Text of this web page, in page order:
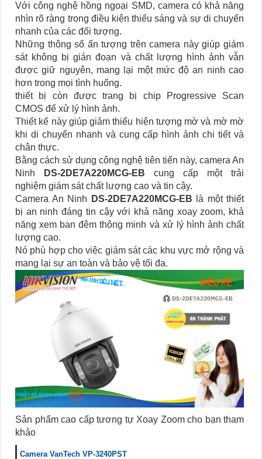
Với công nghệ hồng ngoại SMD, camera có khả năng
nhìn rõ ràng trong điều kiện thiếu sáng và sự di chuyển
nhanh của các đối tượng.
Những thông số ấn tượng trên camera này giúp giám
sát không bị gián đoạn và chất lượng hình ảnh vẫn
được giữ nguyên, mang lại một mức độ an ninh cao
hơn trong mọi tình huống.
thiết bị còn được trang bị chip Progressive Scan
CMOS để xử lý hình ảnh.
Thiết kế này giúp giảm thiểu hiện tượng mờ và mờ mờ
khi di chuyển nhanh và cung cấp hình ảnh chi tiết và
chân thực.
Bằng cách sử dụng công nghệ tiên tiến này, camera An
Ninh
DS-2DE7A220MCG-EB cung cấp một trải
nghiệm giám sát chất lượng cao và tin cậy.
Camera An Ninh
DS-2DE7A220MCG-EB là một thiết
bị an ninh đáng tin cậy với khả năng xoay zoom, khả
năng xem ban đêm thông minh và xử lý hình ảnh chất
lượng cao.
Nó phù hợp cho việc giám sát các khu vực mở rộng và
mang lại sự an toàn và bảo vệ tối đa.
Sản phẩm cao cấp tương tự Xoay Zoom cho bạn tham
khảo
Camera VanTech VP-3240PST